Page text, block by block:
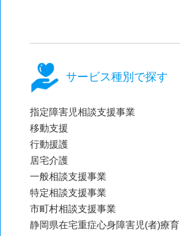
サービス種別で探す
指定障害児相談支援事業
移動支援
行動援護
居宅介護
一般相談支援事業
特定相談支援事業
市町村相談支援事業
静岡県在宅重症心身障害児(者)療育